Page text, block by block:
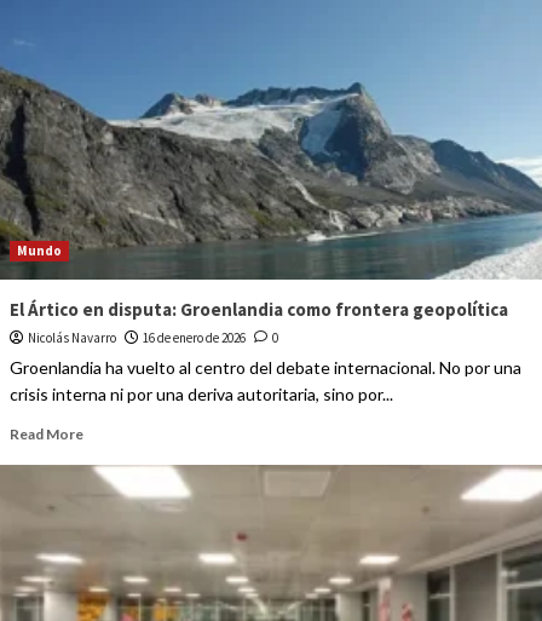
Mundo
El Ártico en disputa: Groenlandia como frontera geopolítica
Nicolás Navarro 16 de enero de 2026 0
Groenlandia ha vuelto al centro del debate internacional. No por una
crisis interna ni por una deriva autoritaria, sino por...
Read More